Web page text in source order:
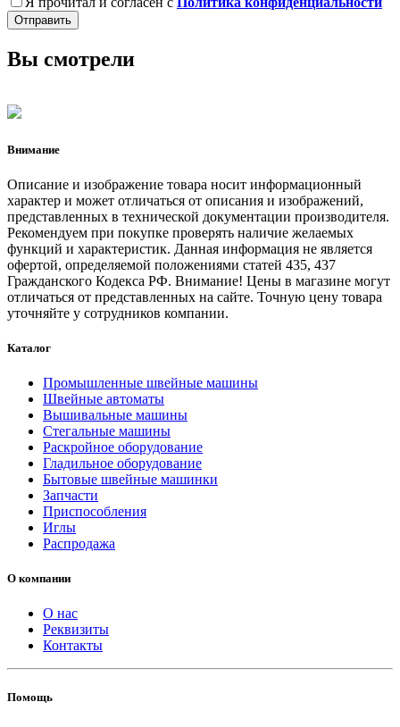
Отправить
Вы смотрели
Внимание
Описание и изображение товара носит информационный
характер и может отличаться от описания и изображений,
представленных в технической документации производителя.
Рекомендуем при покупке проверять наличие желаемых
функций и характеристик. Данная информация не является
офертой, определяемой положениями статей 435, 437
Гражданского Кодекса РФ. Внимание! Цены в магазине могут
отличаться от представленных на сайте. Точную цену товара
уточняйте у сотрудников компании.
Каталог
Промышленные швейные машины
Швейные автоматы
Вышивальные машины
Стегальные машины
Раскройное оборудование
Гладильное оборудование
Бытовые швейные машинки
Запчасти
Приспособления
Иглы
Распродажа
О компании
О нас
Реквизиты
Контакты
Помощь